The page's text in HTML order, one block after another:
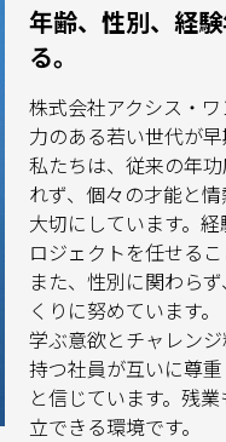
年齢、性別、経
る。
株式会社アクシス・
力のある若い世代が
私たちは、従来の年
れず、個々の才能と
大切にしています。
ロジェクトを任せる
また、性別に関わら
くりに努めています。
学ぶ意欲とチャレン
持つ社員が互いに尊
と信じています。残
立できる環境です。